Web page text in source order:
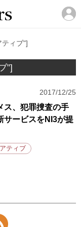
ティブ"]
"]
2017/12/25
ス、犯罪捜査の手
サービスをNI3が提
ティブ